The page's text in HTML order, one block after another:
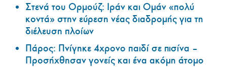
Στενά του Ορμούζ: Ιράν και Ομάν «πολύ
κοντά» στην εύρεση νέας διαδρομής για τη
διέλευση πλοίων
Πάρος: Πνίγηκε 4χρονο παιδί σε πισίνα –
Προσήχθησαν γονείς και ένα ακόμη άτομο